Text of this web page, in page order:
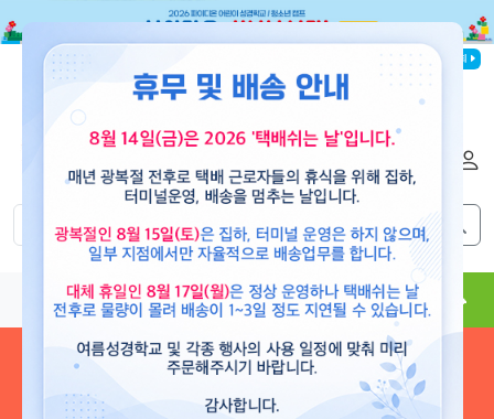
파이디온선교회
도서 뮤직 용품 현수막 콘텐츠